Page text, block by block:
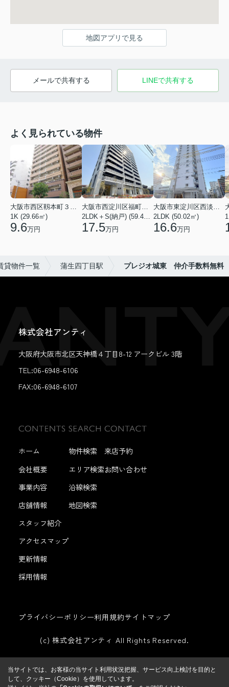
地図アプリで見る
メールで共有する LINEで共有する
よく見られている物件
1K (29.66㎡)
9.6万円 17.5万円
2LDK (50.02㎡)
16.6万円
貸物件一覧 蒲生四丁目駅 プレジオ城東 仲介手数料無料
株式会社アンティ
大阪府大阪市北区天神橋４丁目8-12 アークビル 3階
TEL:06-6948-6106
FAX:06-6948-6107
ホーム
会社概要
事業内容
店舗情報
スタッフ紹介
アクセスマップ
更新情報
採用情報
物件検索
エリア検索
沿線検索
地図検索
来店予約
お問い合わせ
プライバシーポリシー利用規約サイトマップ
(c) 株式会社アンティ All Rights Reserved.
当サイトでは、お客様の当サイト利用状況把握、サービス向上検討を目的と
して、クッキー（Cookie）を使用しています。